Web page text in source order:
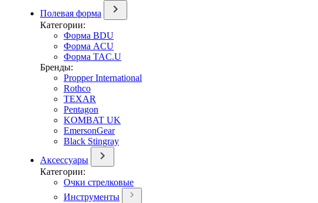
Полевая форма
Категории:
Форма BDU
Форма ACU
Форма TAC.U
Бренды:
Propper International
Rothco
TEXAR
Pentagon
KOMBAT UK
EmersonGear
Black Stingray
Аксессуары
Категории:
Очки стрелковые
Инструменты